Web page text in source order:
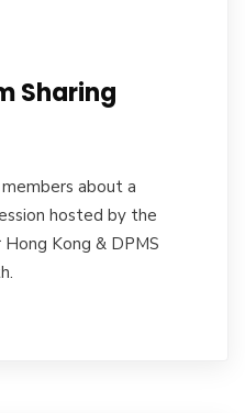
Sharing
about a
hosted by the
Kong & DPMS